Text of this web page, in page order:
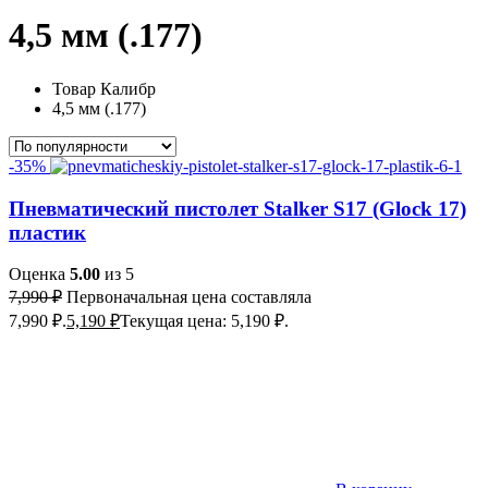
4,5 мм (.177)
Товар Калибр
4,5 мм (.177)
-35%
Пневматический пистолет Stalker S17 (Glock 17)
пластик
Оценка 5.00 из 5
7,990₽ Первоначальная цена составляла
7,990 ₽.5,190 ₽Текущая цена: 5,190 ₽.